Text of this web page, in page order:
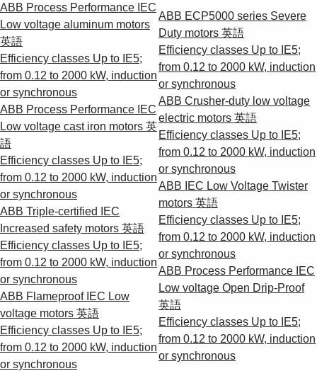
ABB Process Performance IEC
Low voltage aluminum motors
英語
Efficiency classes Up to IE5;
from 0.12 to 2000 kW, induction
or synchronous
ABB Process Performance IEC
Low voltage cast iron motors 英
語
Efficiency classes Up to IE5;
from 0.12 to 2000 kW, induction
or synchronous
ABB Triple-certified IEC
Increased safety motors 英語
Efficiency classes Up to IE5;
from 0.12 to 2000 kW, induction
or synchronous
ABB Flameproof IEC Low
voltage motors 英語
Efficiency classes Up to IE5;
from 0.12 to 2000 kW, induction
or synchronous
ABB ECP5000 series Severe
Duty motors 英語
Efficiency classes Up to IE5;
from 0.12 to 2000 kW, induction
or synchronous
ABB Crusher-duty low voltage
electric motors 英語
Efficiency classes Up to IE5;
from 0.12 to 2000 kW, induction
or synchronous
ABB IEC Low Voltage Twister
motors 英語
Efficiency classes Up to IE5;
from 0.12 to 2000 kW, induction
or synchronous
ABB Process Performance IEC
Low voltage Open Drip-Proof
英語
Efficiency classes Up to IE5;
from 0.12 to 2000 kW, induction
or synchronous